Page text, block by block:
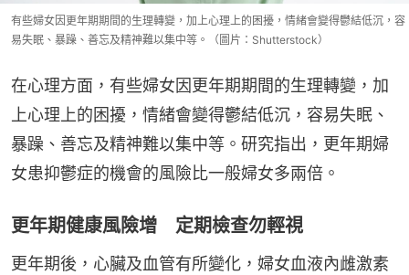
有些婦女因更年期期間的生理轉變，加上心理上的困擾，情緒會變得鬱結低沉，容
易失眠、暴躁、善忘及精神難以集中等。（圖片：Shutterstock）
在心理方面，有些婦女因更年期期間的生理轉變，加
上心理上的困擾，情緒會變得鬱結低沉，容易失眠、
暴躁、善忘及精神難以集中等。研究指出，更年期婦
女患抑鬱症的機會的風險比一般婦女多兩倍。
更年期健康風險增 定期檢查勿輕視
更年期後，心臟及血管有所變化，婦女血液內雌激素